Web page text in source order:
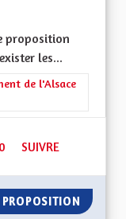
proposition
les...
l'Education et
de l'Alsace
50 ABONNÉS
SUIVRE